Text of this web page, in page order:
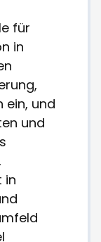
für
in
ein, und
und
in